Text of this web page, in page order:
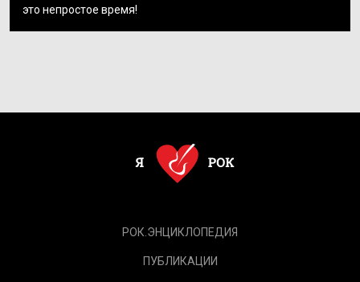
это непростое время!
РОК.ЭНЦИКЛОПЕДИЯ
ПУБЛИКАЦИИ